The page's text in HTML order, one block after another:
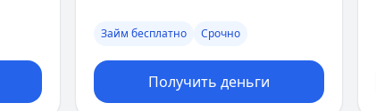
Займ бесплатно Срочно
Получить деньги